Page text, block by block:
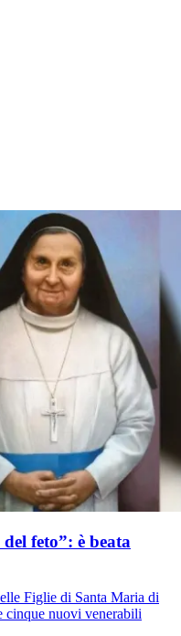
feto”: è beata
Figlie di Santa Maria di
cinque nuovi venerabili